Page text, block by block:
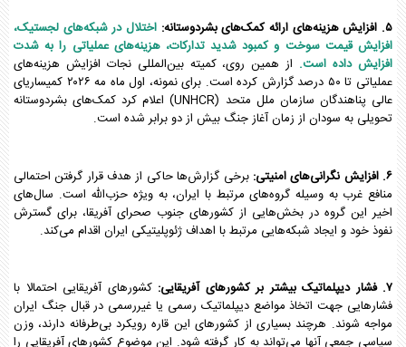
۵. افزایش هزینه‌های ارائه کمک‌های بشردوستانه:
اختلال در شبکه‌های لجستیک،
افزایش قیمت سوخت و کمبود شدید تدارکات، هزینه‌های عملیاتی را به شدت
افزایش داده است. از همین روی، کمیته بین‌المللی نجات افزایش هزینه‌های
عملیاتی تا ۵۰ درصد گزارش کرده است. برای نمونه، اول ماه مه ۲۰۲۶ کمیساریای
عالی پناهندگان سازمان ملل متحد (UNHCR) اعلام کرد کمک‌های بشردوستانه
تحویلی به سودان از زمان آغاز جنگ بیش از دو برابر شده است.
۶. افزایش نگرانی‌های امنیتی:
برخی گزارش‌ها حاکی از هدف قرار گرفتن احتمالی
منافع غرب به وسیله گروه‌های مرتبط با ایران، به ویژه حزب‌الله است. سال‌های
اخیر این گروه در بخش‌هایی از کشورهای جنوب صحرای آفریقا، برای گسترش
نفوذ خود و ایجاد شبکه‌هایی مرتبط با اهداف ژئوپلیتیکی ایران اقدام می‌کند.
۷. فشار دیپلماتیک بیشتر بر کشورهای آفریقایی:
کشورهای آفریقایی احتمالا با
فشارهایی جهت اتخاذ مواضع دیپلماتیک رسمی یا غیررسمی در قبال جنگ ایران
مواجه شوند. هرچند بسیاری از کشورهای این قاره رویکرد بی‌طرفانه دارند، وزن
سیاسی جمعی آنها می‌تواند به کار گرفته شود. این موضوع کشورهای آفریقایی را